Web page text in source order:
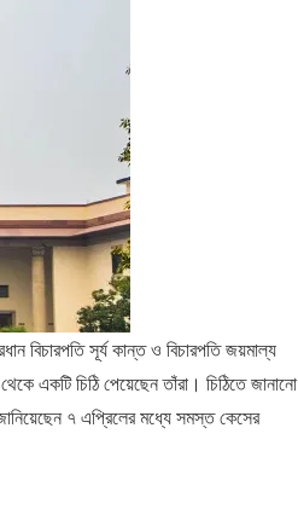
বিচারপতি সূর্য কান্ত ও বিচারপতি জয়মাল্য
একটি চিঠি পেয়েছেন তাঁরা। চিঠিতে জানানো
৭ এপ্রিলের মধ্যে সমস্ত কেসের